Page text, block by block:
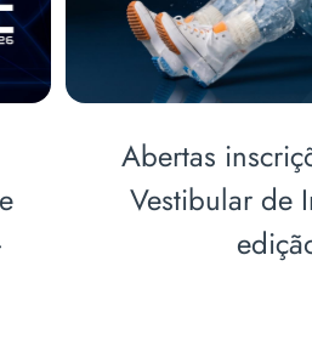
CONECTA
centenas de
escolas da